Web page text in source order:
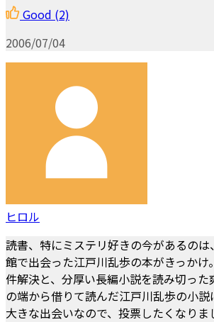
Good (2)
2006/07/04
ヒロル
読書、特にミステリ好きの今があるの
館で出会った江戸川乱歩の本がきっか
件解決と、分厚い長編小説を読み切っ
の端から借りて読んだ江戸川乱歩の小
大きな出会いなので、投票したくなりま